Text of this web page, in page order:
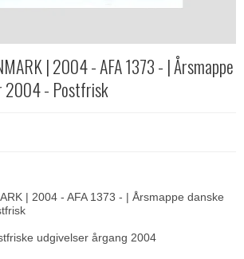
| 2004 - AFA 1373 - | Årsmappe
2004 - Postfrisk
| 2004 - AFA 1373 - | Årsmappe danske
udgivelser årgang 2004